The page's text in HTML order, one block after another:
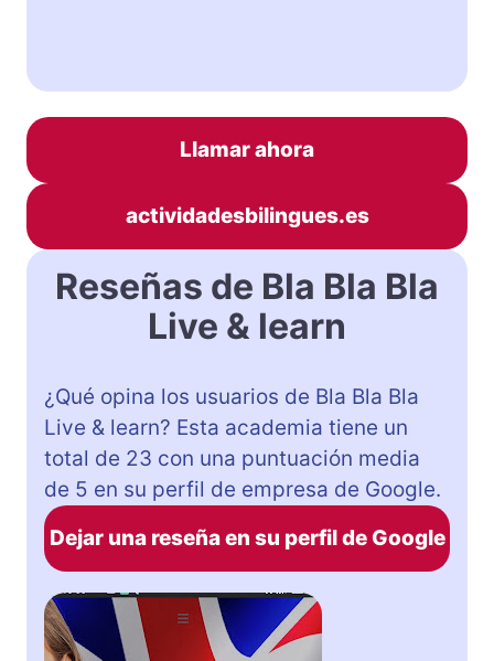
Llamar ahora
actividadesbilingues.es
Reseñas de Bla Bla Bla
Live & learn
¿Qué opina los usuarios de Bla Bla Bla
Live & learn? Esta academia tiene un
total de 23 con una puntuación media
de 5 en su perfil de empresa de Google.
Dejar una reseña en su perfil de Google